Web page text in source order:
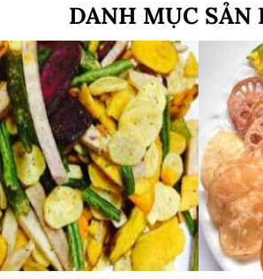
DANH MỤC SẢN
:
:
: